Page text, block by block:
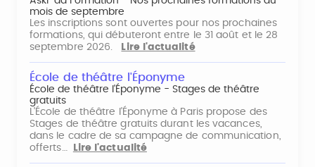
mois de septembre
Les inscriptions sont ouvertes pour nos prochaines
formations, qui débuteront entre le 31 août et le 28
septembre 2026.
Lire l'actualité
École de théâtre l'Éponyme
École de théâtre l'Éponyme - Stages de théâtre
gratuits
L'École de théâtre l'Éponyme à Paris propose des
Stages de théâtre gratuits durant les vacances,
dans le cadre de sa campagne de communication,
offerts…
Lire l'actualité